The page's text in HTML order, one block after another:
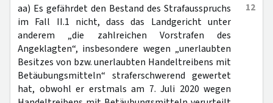
12
aa) Es gefährdet den Bestand des Strafausspruchs
im Fall II.1 nicht, dass das Landgericht unter
anderem „die zahlreichen Vorstrafen des
Angeklagten“, insbesondere wegen „unerlaubten
Besitzes von bzw. unerlaubten Handeltreibens mit
Betäubungsmitteln“ straferschwerend gewertet
hat, obwohl er erstmals am 7. Juli 2020 wegen